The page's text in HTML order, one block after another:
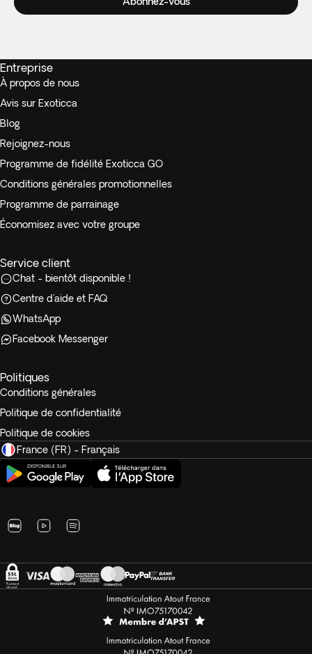
Entreprise
À propos de nous
Avis sur Exoticca
Blog
Rejoignez-nous
Programme de fidélité Exoticca GO
Conditions générales promotionnelles
Programme de parrainage
Économisez avec votre groupe
Service client
Chat - bientôt disponible !
Centre d'aide et FAQ
WhatsApp
Facebook Messenger
Politiques
Conditions générales
Politique de confidentialité
Politique de cookies
France (FR) - Français